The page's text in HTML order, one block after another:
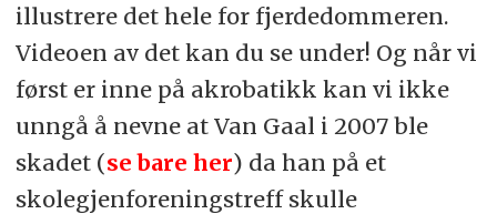
illustrere det hele for fjerdedommeren.
Videoen av det kan du se under! Og når vi
først er inne på akrobatikk kan vi ikke
unngå å nevne at Van Gaal i 2007 ble
skadet (se bare her) da han på et
skolegjenforeningstreff skulle